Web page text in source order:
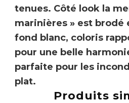
tenues. Côté look la
marinières » est brodé
fond blanc, coloris
pour une belle
parfaite pour les
plat.
Produits